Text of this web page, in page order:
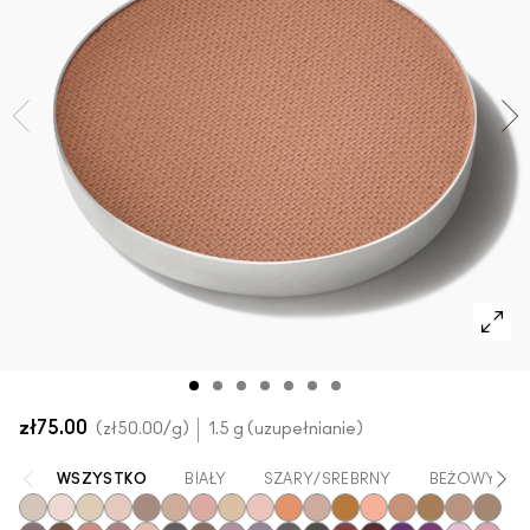
SPRAWDŹ WSZYSTKIE PRODUKTY DO TWARZY
Mini M·A·C
SPRAWDŹ WSZYSTKIE PRODUKTY DO OCZU
SPRAWDŹ WSZYSTKIE PĘDZLE
zł75.00 zł50.00/g 1.5 g (uzupełnianie)
WSZYSTKO BIAŁY SZARY/SREBRNY BEŻOWY